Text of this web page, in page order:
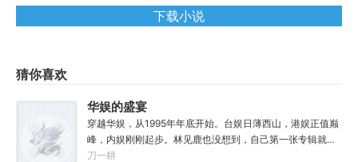
下载小说
猜你喜欢
华娱的盛宴
穿越华娱，从1995年年底开始。台娱日薄西山，港娱正值巅
峰，内娱刚刚起步。林见鹿也没想到，自己第一张专辑就直
接打穿了两岸三地，直接封王了。这还怎么退休？
刀一耕